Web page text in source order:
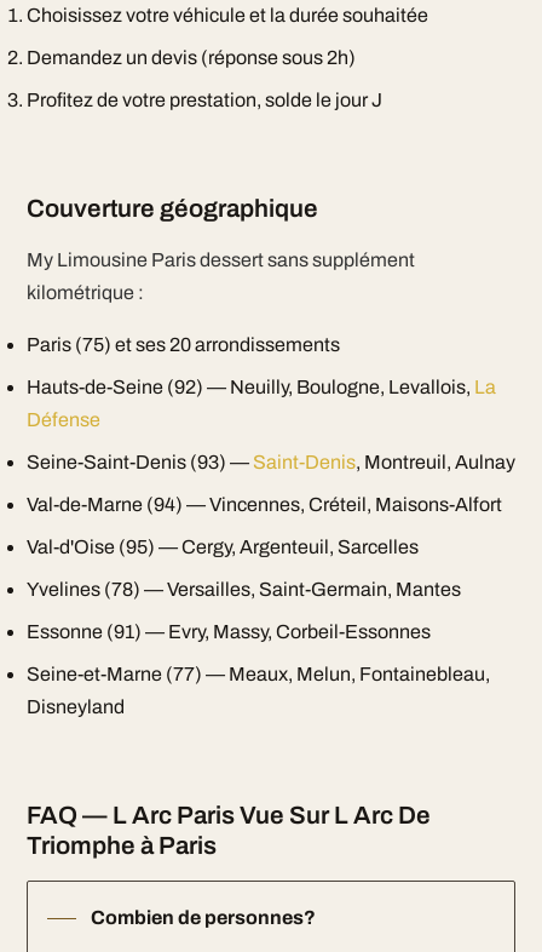
Choisissez votre véhicule et la durée souhaitée
Demandez un devis (réponse sous 2h)
Profitez de votre prestation, solde le jour J
Couverture géographique
My Limousine Paris dessert sans supplément
kilométrique :
Paris (75) et ses 20 arrondissements
Hauts-de-Seine (92) — Neuilly, Boulogne, Levallois, La
Défense
Seine-Saint-Denis (93) — Saint-Denis, Montreuil, Aulnay
Val-de-Marne (94) — Vincennes, Créteil, Maisons-Alfort
Val-d'Oise (95) — Cergy, Argenteuil, Sarcelles
Yvelines (78) — Versailles, Saint-Germain, Mantes
Essonne (91) — Evry, Massy, Corbeil-Essonnes
Seine-et-Marne (77) — Meaux, Melun, Fontainebleau,
Disneyland
FAQ — L Arc Paris Vue Sur L Arc De
Triomphe à Paris
Combien de personnes?